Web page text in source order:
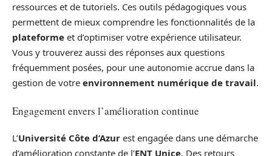
ressources et de tutoriels. Ces outils pédagogiques vous
permettent de mieux comprendre les fonctionnalités de la
plateforme et d’optimiser votre expérience utilisateur.
Vous y trouverez aussi des réponses aux questions
fréquemment posées, pour une autonomie accrue dans la
gestion de votre environnement numérique de travail.
Engagement envers l’amélioration continue
L’Université Côte d’Azur est engagée dans une démarche
d’amélioration constante de l’ENT Unice. Des retours